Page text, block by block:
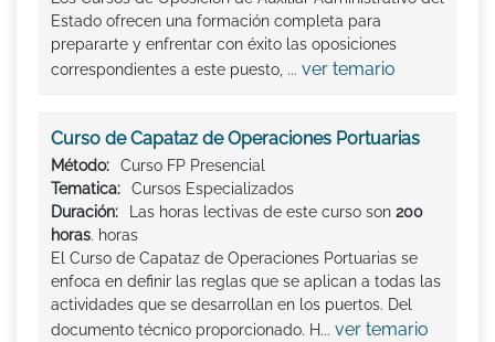
Estado ofrecen una formación completa para
prepararte y enfrentar con éxito las oposiciones
correspondientes a este puesto, ... ver temario
Curso de Capataz de Operaciones Portuarias
Método:
Curso FP Presencial
Tematica:
Cursos Especializados
Duración:
Las horas lectivas de este curso son 200
horas. horas
El Curso de Capataz de Operaciones Portuarias se
enfoca en definir las reglas que se aplican a todas las
actividades que se desarrollan en los puertos. Del
documento técnico proporcionado. H... ver temario